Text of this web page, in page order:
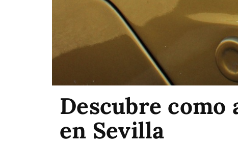
Descubre como
en Sevilla